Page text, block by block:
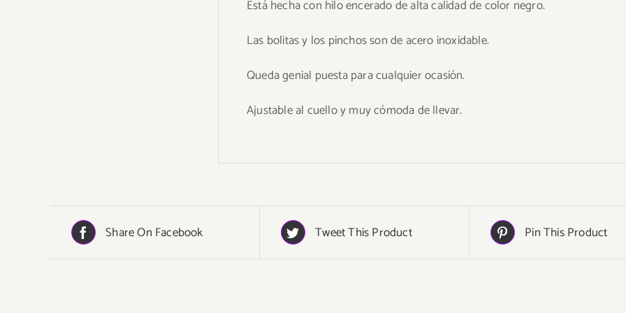
Está hecha con hilo encerado de alta calidad de color negro.
Las bolitas y los pinchos son de acero inoxidable.
Queda genial puesta para cualquier ocasión.
Ajustable al cuello y muy cómoda de llevar.
Share On Facebook Tweet This Product Pin This Product